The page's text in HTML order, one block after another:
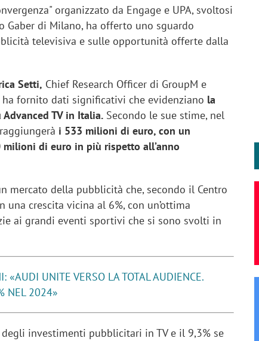
organizzato da Engage e UPA, svoltosi
Gaber di Milano, ha offerto uno sguardo
televisiva e sulle opportunità offerte dalla
Setti, Chief Research Officer di GroupM e
fornito dati significativi che evidenziano la
TV in Italia. Secondo le sue stime, nel
i 533 milioni di euro, con un
di euro in più rispetto all’anno
mercato della pubblicità che, secondo il Centro
una crescita vicina al 6%, con un’ottima
ai grandi eventi sportivi che si sono svolti in
«AUDI UNITE VERSO LA TOTAL AUDIENCE.
NEL 2024»
degli investimenti pubblicitari in TV e il 9,3% se